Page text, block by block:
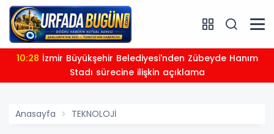
10:28
Stadı sürecine ilişkin açıklama
Anasayfa TEKNOLOJİ